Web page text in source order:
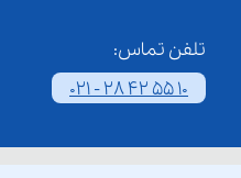
تلفن تماس:
021 - 28 42 55 10